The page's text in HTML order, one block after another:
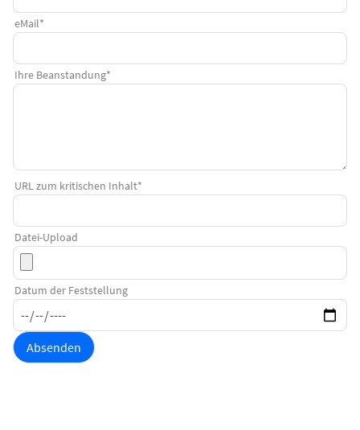
eMail*
Ihre Beanstandung*
URL zum kritischen Inhalt*
Datei-Upload
Datum der Feststellung